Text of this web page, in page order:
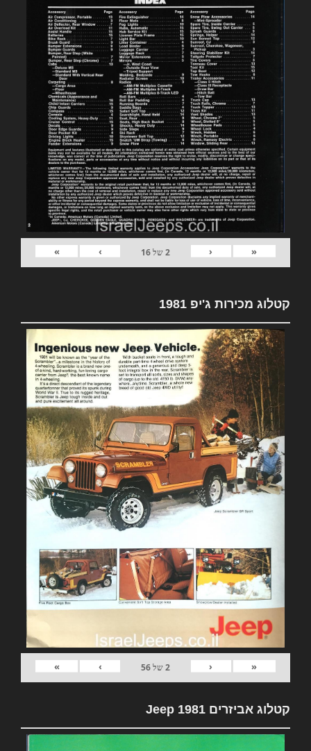
«
‹
2של16
›
»
קטלוג מכירות ג'יפ 1981
«
‹
2של56
›
»
קטלוג אביזרים 1981 Jeep